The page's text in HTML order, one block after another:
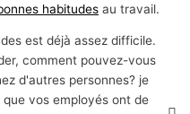
habitudes au travail.
est déjà assez difficile.
comment pouvez-vous
d'autres personnes? je
vos employés ont de